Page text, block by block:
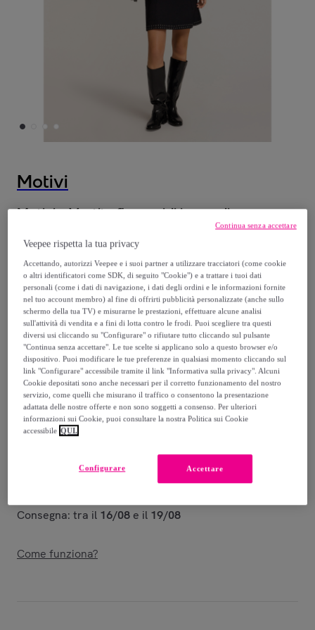
Motivi
Motivi - Vestito flare midi in maglia con
32,05 €
106,90 €
-70%
Guida alle taglie
Venduto daMiroglio Fashion
Consegna: tra il 16/08 e il 19/08
Come funziona?
Veepee rispetta la tua privacy
Accettando, autorizzi Veepee e i suoi partner a utilizzare tracciatori (come cookie
o altri identificatori come SDK, di seguito "Cookie") e a trattare i tuoi dati
personali (come i dati di navigazione, i dati degli ordini e le informazioni fornite
nel tuo account membro) al fine di offrirti pubblicità personalizzate (anche sullo
schermo della tua TV) e misurarne le prestazioni, effettuare alcune analisi
sull'attività di vendita e a fini di lotta contro le frodi. Puoi scegliere tra questi
diversi usi cliccando su "Configurare" o rifiutare tutto cliccando sul pulsante
"Continua senza accettare". Le tue scelte si applicano solo a questo browser e/o
dispositivo. Puoi modificare le tue preferenze in qualsiasi momento cliccando sul
link "Configurare" accessibile tramite il link "Informativa sulla privacy". Alcuni
Cookie depositati sono anche necessari per il corretto funzionamento del nostro
servizio, come quelli che misurano il traffico o consentono la presentazione
adattata delle nostre offerte e non sono soggetti a consenso. Per ulteriori
informazioni sui Cookie, puoi consultare la nostra Politica sui Cookie
accessibile QUI.
Accettare
Configurare
Continua senza accettare